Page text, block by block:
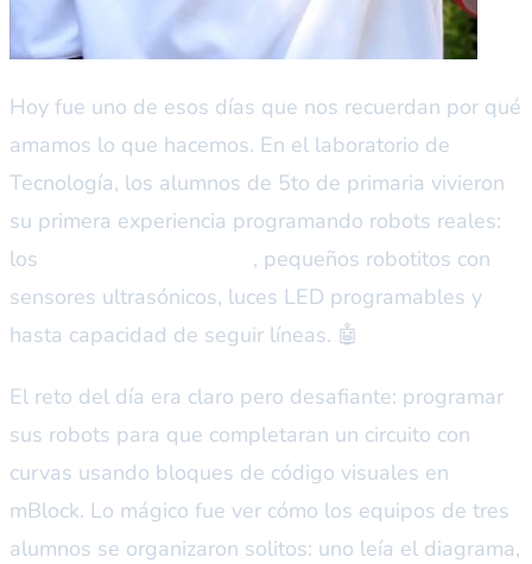
Hoy fue uno de esos días que nos recuerdan por qué
amamos lo que hacemos. En el laboratorio de
Tecnología, los alumnos de 5to de primaria vivieron
su primera experiencia programando robots reales:
los
, pequeños robotitos con
sensores ultrasónicos, luces LED programables y
hasta capacidad de seguir líneas. 🤖
El reto del día era claro pero desafiante: programar
sus robots para que completaran un circuito con
curvas usando bloques de código visuales en
mBlock. Lo mágico fue ver cómo los equipos de tres
alumnos se organizaron solitos: uno leía el diagrama,